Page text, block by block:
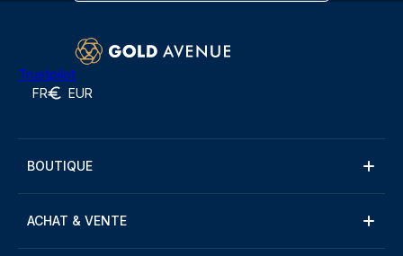
Trustpilot
FR EUR
BOUTIQUE
ACHAT & VENTE